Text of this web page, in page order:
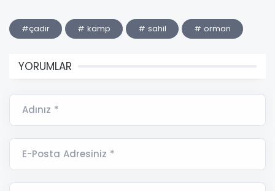
#çadır # kamp # sahil # orman
YORUMLAR
Adınız *
E-Posta Adresiniz *